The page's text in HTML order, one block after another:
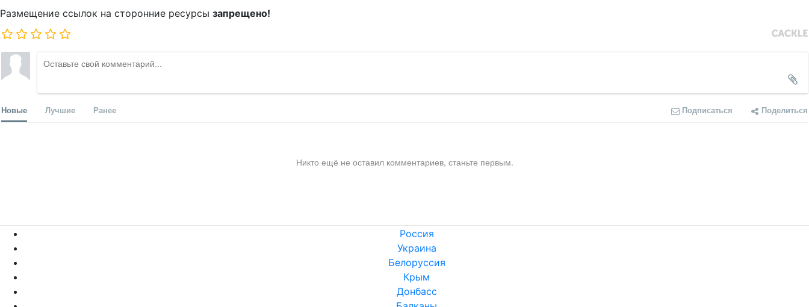
Размещение ссылок на сторонние ресурсы запрещено!
Новые Лучшие Ранее Подписаться Поделиться
Никто ещё не оставил комментариев, станьте первым.
Россия
Украина
Белоруссия
Крым
Донбасс